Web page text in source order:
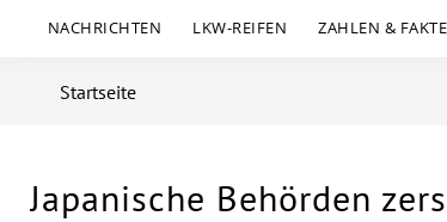
NACHRICHTEN LKW-REIFEN ZAHLEN &
Startseite
Japanische Behörden